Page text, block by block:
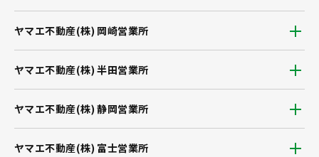
ヤマエ不動産(株) 静岡営業所
ヤマエ不動産(株) 富士営業所
ヤマエ不動産(株) 岡崎営業所
ヤマエ不動産(株) 半田営業所